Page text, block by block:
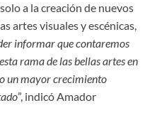
a la creación de nuevos
artes visuales y escénicas,
informar que contaremos
rama de las bellas artes en
un mayor crecimiento
”, indicó Amador